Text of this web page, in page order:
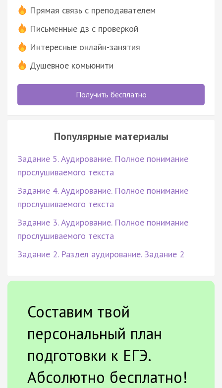
Прямая связь с преподавателем
Письменные дз с проверкой
Интересные онлайн-занятия
Душевное комьюнити
Получить бесплатно
Популярные материалы
Задание 5. Аудирование. Полное понимание
прослушиваемого текста
Задание 4. Аудирование. Полное понимание
прослушиваемого текста
Задание 3. Аудирование. Полное понимание
прослушиваемого текста
Задание 2. Раздел аудирование. Задание 2
Составим твой
персональный план
подготовки к ЕГЭ.
Абсолютно бесплатно!